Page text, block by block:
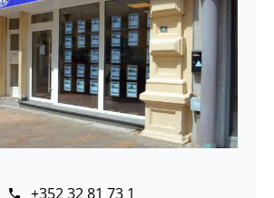
+352 32 81 73 1